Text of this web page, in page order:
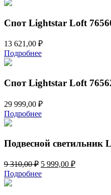
Спот Lightstar Loft
13 621,00 ₽
Подробнее
Спот Lightstar Loft
29 999,00 ₽
Подробнее
Подвесной светильник
9 310,00₽ Первоначальная
цена
составляла
5 999,00 ₽Текущая
Подробнее